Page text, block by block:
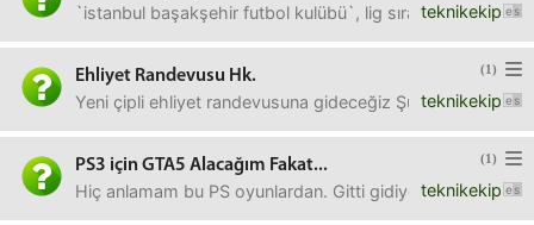
teknikekip
`istanbul başakşehir futbol kulübü`, lig sıralamasında
(1)
Ehliyet Randevusu Hk.
teknikekip
Yeni çipli ehliyet randevusuna gideceğiz Şubat'ta
(1)
PS3 için GTA5 Alacağım Fakat...
teknikekip
Hiç anlamam bu PS oyunlardan. Gitti gidiyor'dan alsam